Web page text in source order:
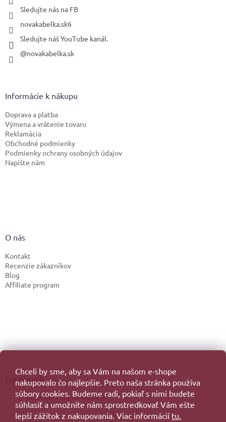
Chceli by sme, aby sa Vám na našom e-shope
nakupovalo čo najlepšie. Preto naša stránka používa
súbory cookies. Budeme radi, pokiaľ s nimi budete
súhlasiť a umožníte nám sprostredkovať Vám ešte
lepší zážitok z nakupovania. Viac informácií tu.
Sledujte nás na FB
novakabelka.sk6
Sledujte náš YouTube kanál.
@novakabelka.sk
Informácie k nákupu
Doprava a platba
Výmena a vrátenie tovaru
Reklamácia
Obchodné podmienky
Podmienky ochrany osobných údajov
Napíšte nám
O nás
Kontakt
Recenzie zákazníkov
Blog
Affiliate program
Facebook
Talianske kožené kabelky